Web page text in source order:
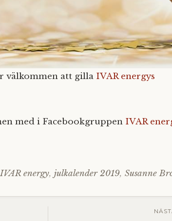
välkommen att gilla IVAR energys
med i Facebookgruppen IVAR
IVAR energy, julkalender 2019, Susanne